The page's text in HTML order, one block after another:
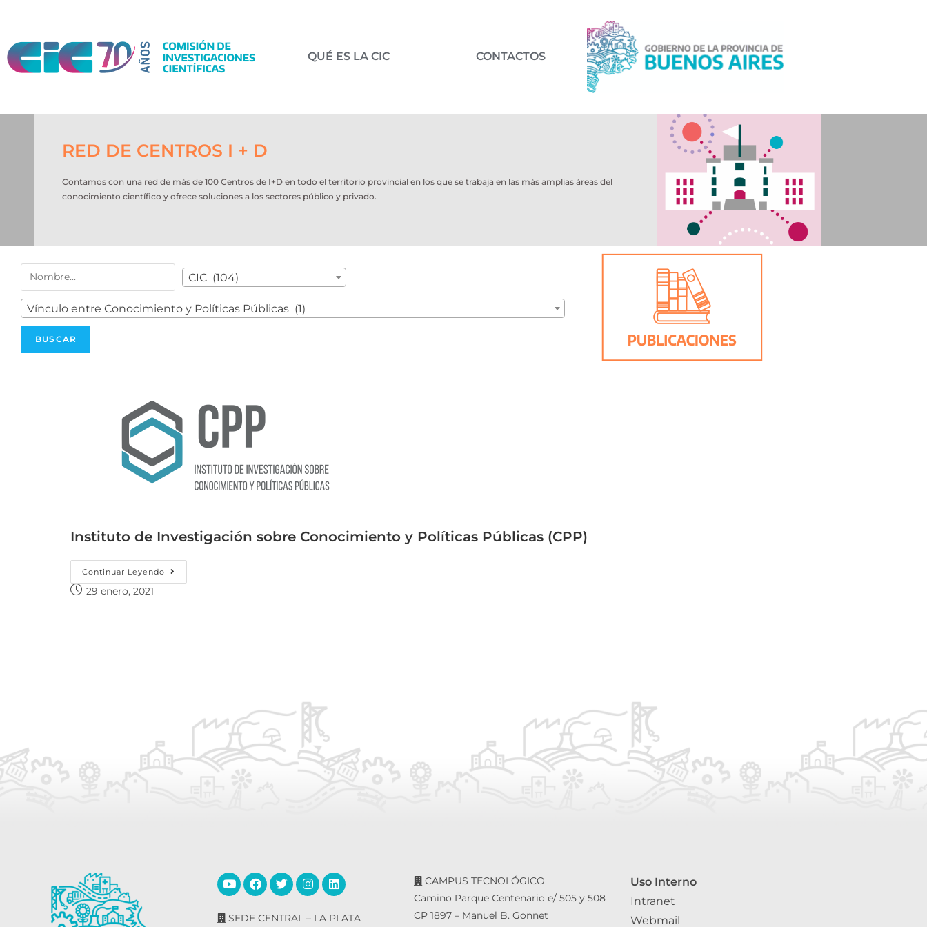
QUÉ ES LA CIC CONTACTOS
RED DE CENTROS I + D
Contamos con una red de más de 100 Centros de I+D en todo el territorio provincial en los que se trabaja en las más amplias áreas del
conocimiento científico y ofrece soluciones a los sectores público y privado.
CIC (104)
Vínculo entre Conocimiento y Políticas Públicas (1)
Instituto de Investigación sobre Conocimiento y Políticas Públicas (CPP)
Continuar Leyendo
29 enero, 2021
SEDE CENTRAL – LA PLATA
CAMPUS TECNOLÓGICO
Camino Parque Centenario e/ 505 y 508
CP 1897 – Manuel B. Gonnet
Uso Interno
Intranet
Webmail